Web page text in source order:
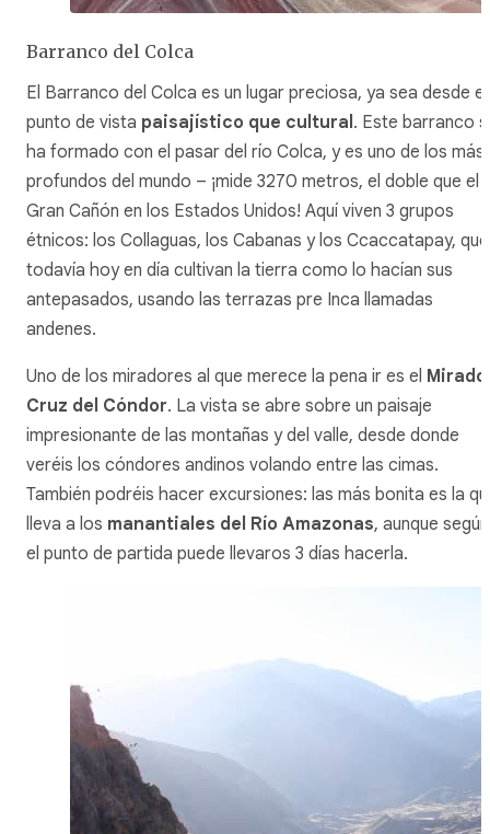
Barranco del Colca
El Barranco del Colca es un lugar preciosa, ya sea desde el
punto de vista paisajístico que cultural. Este barranco
ha formado con el pasar del río Colca, y es uno de los más
profundos del mundo – ¡mide 3270 metros, el doble que el
Gran Cañón en los Estados Unidos! Aquí viven 3 grupos
étnicos: los Collaguas, los Cabanas y los Ccaccatapay, que
todavía hoy en día cultivan la tierra como lo hacían sus
antepasados, usando las terrazas pre Inca llamadas
andenes.
Uno de los miradores al que merece la pena ir es el
Cruz del Cóndor. La vista se abre sobre un paisaje
impresionante de las montañas y del valle, desde donde
veréis los cóndores andinos volando entre las cimas.
También podréis hacer excursiones: las más bonita es la
lleva a los manantiales del Río Amazonas, aunque según
el punto de partida puede llevaros 3 días hacerla.